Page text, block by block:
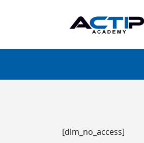
[dlm_no_access]